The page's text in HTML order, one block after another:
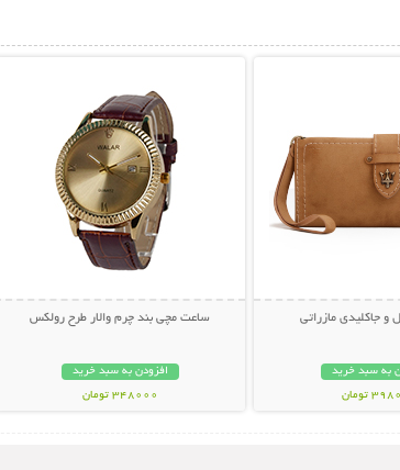
جاکلیدی مازراتی
به سبد خرید
تومان
ساعت مچی بند چرم والار طرح رولکس
افزودن به سبد خرید
348000 تومان